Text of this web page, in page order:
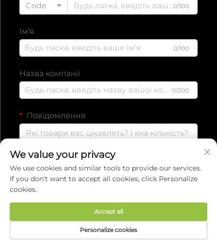
Code
0/100
Ім'я
0/100
Назва компанії
0/200
Повідомлення
Авторські права © 2025 компанії EVERISE
FITNESS CO.,LTD.Політика конфіденційності
We value your privacy
We use cookies and similar tools to provide our services.
If you don't want to accept all cookies, click Personalize
cookies.
Personalize cookies
Accept all